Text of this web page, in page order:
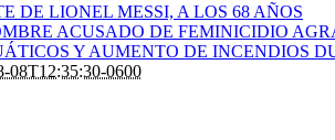
DE LIONEL MESSI, A LOS 68 AÑOS
ACUSADO DE FEMINICIDIO
Y AUMENTO DE INCENDIOS
08T12:35:30-0600